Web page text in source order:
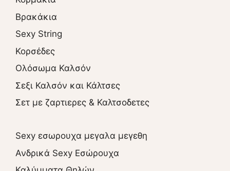
Βρακάκια
Sexy String
Κορσέδες
Ολόσωμα Καλσόν
Σεξι Καλσόν και Κάλτσες
Σετ με ζαρτιερες & Καλτσοδετες
Sexy εσωρουχα μεγαλα μεγεθη
Ανδρικά Sexy Εσώρουχα